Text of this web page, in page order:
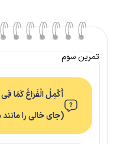
تمرین سوم
أَکْمِلْ الْفَرَاغَ کَمَا فِی
(جای خالی را